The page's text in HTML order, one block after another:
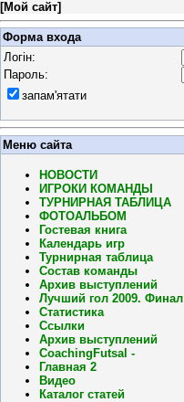
[Мой сайт]
Форма входа
Логін:
Пароль:
запам'ятати
Меню сайта
НОВОСТИ
ИГРОКИ КОМАНДЫ
ТУРНИРНАЯ ТАБЛИЦА
ФОТОАЛЬБОМ
Гостевая книга
Календарь игр
Турнирная таблица
Состав команды
Архив выступлений
Лучший гол 2009. Финал
Статистика
Ссылки
Архив выступлений
CoachingFutsal -
Главная 2
Видео
Каталог статей